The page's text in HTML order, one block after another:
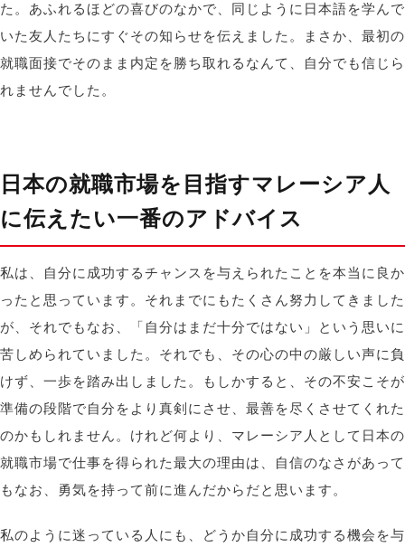
た。あふれるほどの喜びのなかで、同じように日本語を学んで
いた友人たちにすぐその知らせを伝えました。まさか、最初の
就職面接でそのまま内定を勝ち取れるなんて、自分でも信じら
れませんでした。
日本の就職市場を目指すマレーシア人
に伝えたい一番のアドバイス
私は、自分に成功するチャンスを与えられたことを本当に良か
ったと思っています。それまでにもたくさん努力してきました
が、それでもなお、「自分はまだ十分ではない」という思いに
苦しめられていました。それでも、その心の中の厳しい声に負
けず、一歩を踏み出しました。もしかすると、その不安こそが
準備の段階で自分をより真剣にさせ、最善を尽くさせてくれた
のかもしれません。けれど何より、マレーシア人として日本の
就職市場で仕事を得られた最大の理由は、自信のなさがあって
もなお、勇気を持って前に進んだからだと思います。
私のように迷っている人にも、どうか自分に成功する機会を与